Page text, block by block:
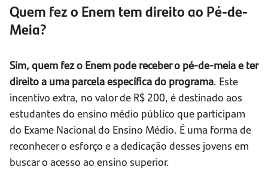
Quem fez o Enem tem direito ao Pé-de-
Meia?
Sim, quem fez o Enem pode receber o pé-de-meia e ter
direito a uma parcela específica do programa. Este
incentivo extra, no valor de R$ 200, é destinado aos
estudantes do ensino médio público que participam
do Exame Nacional do Ensino Médio. É uma forma de
reconhecer o esforço e a dedicação desses jovens em
buscar o acesso ao ensino superior.